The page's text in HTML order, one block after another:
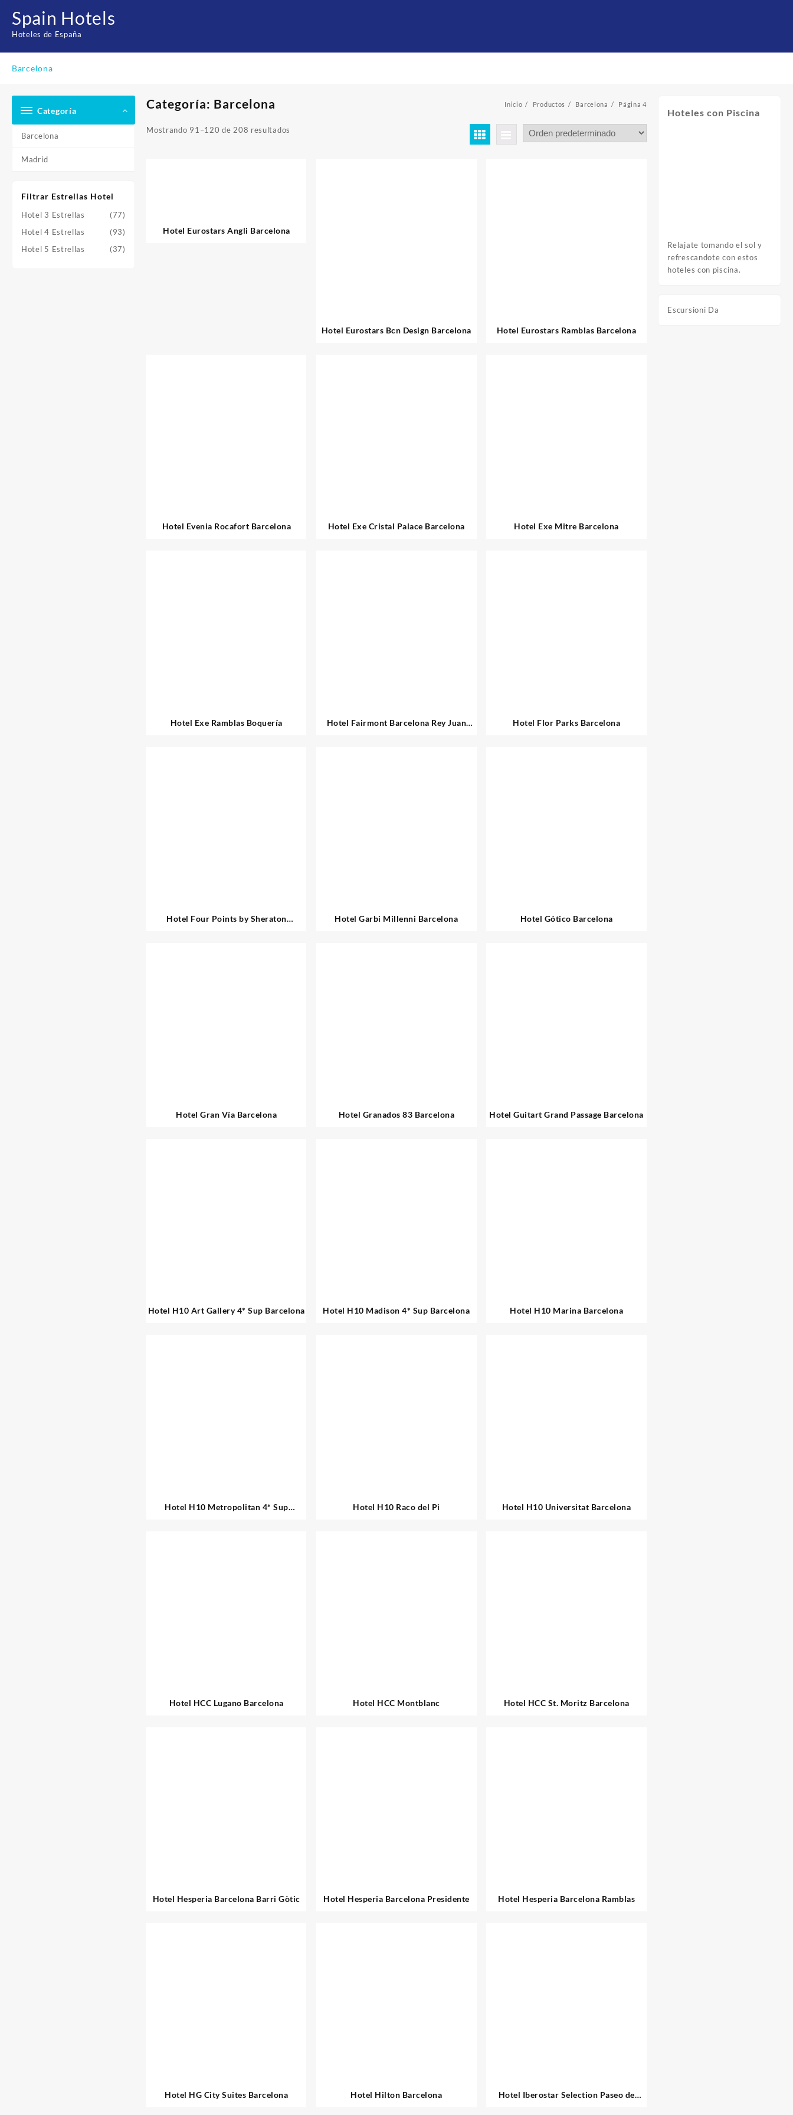
contenido
Spain Hotels
Hoteles de España
Barcelona
Categoría
Barcelona
Madrid
Filtrar Estrellas Hotel
Hotel 3 Estrellas
(77)
Hotel 4 Estrellas
(93)
Hotel 5 Estrellas
(37)
Categoría: Barcelona Inicio Productos Barcelona Página 4
Mostrando 91–120 de 208 resultados
Hotel Eurostars Angli Barcelona
Hotel Eurostars Bcn Design Barcelona Hotel Eurostars Ramblas Barcelona
Hotel Evenia Rocafort Barcelona Hotel Exe Cristal Palace Barcelona Hotel Exe Mitre Barcelona
Hotel Exe Ramblas Boquería
Hotel Fairmont Barcelona Rey Juan
Hotel Flor Parks Barcelona
Hotel Four Points by Sheraton
Hotel Garbi Millenni Barcelona Hotel Gótico Barcelona
Hotel Gran Vía Barcelona Hotel Granados 83 Barcelona Hotel Guitart Grand Passage Barcelona
Hotel H10 Art Gallery 4* Sup Barcelona Hotel H10 Madison 4* Sup Barcelona Hotel H10 Marina Barcelona
Hotel H10 Metropolitan 4* Sup
Hotel H10 Raco del Pi Hotel H10 Universitat Barcelona
Hotel HCC Lugano Barcelona Hotel HCC Montblanc Hotel HCC St. Moritz Barcelona
Hotel Hesperia Barcelona Barri Gòtic Hotel Hesperia Barcelona Presidente Hotel Hesperia Barcelona Ramblas
Hotel HG City Suites Barcelona Hotel Hilton Barcelona
Hotel Iberostar Selection Paseo de
Hoteles con Piscina
Relajate tomando el sol y
refrescandote con estos
hoteles con piscina.
Escursioni Da